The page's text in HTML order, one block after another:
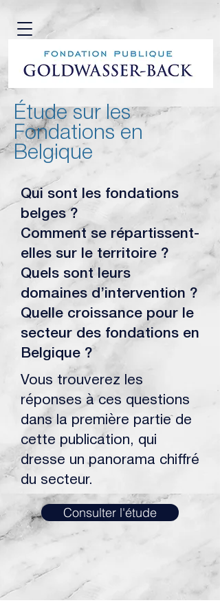
Étude sur les
Fondations en
Belgique
​Qui sont les fondations
belges ?
Comment se répartissent-
elles sur le territoire ?
Quels sont leurs
domaines d’intervention ?
Quelle croissance pour le
secteur des fondations en
Belgique ?
Vous trouverez les
réponses à ces questions
dans la première partie de
cette publication, qui
dresse un panorama chiffré
du secteur.
Consulter l'étude